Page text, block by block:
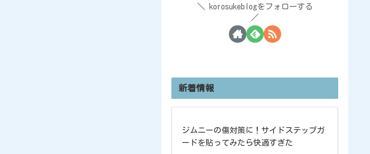
korosukeblogをフォローする
新着情報
ジムニーの傷対策に！サイドステップガ
ードを貼ってみたら快適すぎた